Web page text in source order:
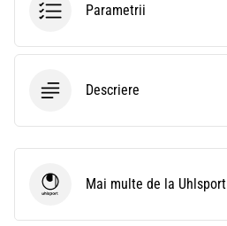
Parametrii
Descriere
UhlsportMai multe de la Uhlsport